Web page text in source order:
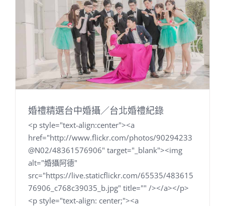
婚禮精選台中婚攝／台北婚禮紀錄
<p style="text-align:center"><a
href="http://www.flickr.com/photos/90294233
@N02/48361576906" target="_blank"><img
alt="婚攝阿德"
src="https://live.staticflickr.com/65535/483615
76906_c768c39035_b.jpg" title="" /></a></p>
<p style="text-align: center;"><a